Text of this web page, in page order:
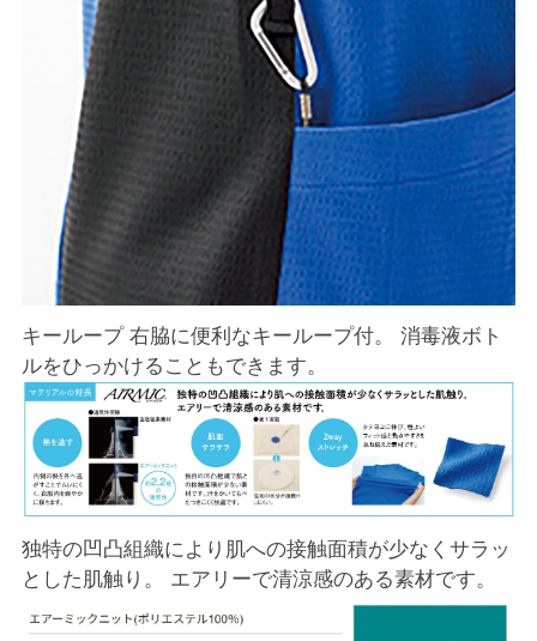
キーループ 右脇に便利なキーループ付。 消毒液ボト
ルをひっかけることもできます。
独特の凹凸組織により肌への接触面積が少なくサラッ
とした肌触り。 エアリーで清涼感のある素材です。